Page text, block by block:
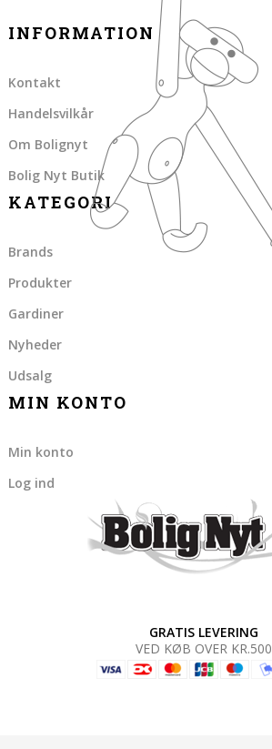
INFORMATION
Kontakt
Handelsvilkår
Om Bolignyt
Bolig Nyt Butik
KATEGORI
Brands
Produkter
Gardiner
Nyheder
Udsalg
MIN KONTO
Min konto
Log ind
GRATIS LEVERING
VED KØB OVER KR.500